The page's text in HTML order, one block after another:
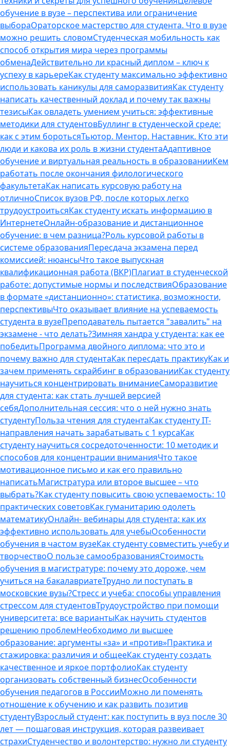
обучение в вузе – перспектива или ограничение
выбораОраторское мастерство для студента. Что в вузе
можно решить словомСтуденческая мобильность как
способ открытия мира через программы
обменаДействительно ли красный диплом – ключ к
успеху в карьереКак студенту максимально эффективно
использовать каникулы для саморазвитияКак студенту
написать качественный доклад и почему так важны
тезисыКак овладеть умением учиться: эффективные
методики для студентовБуллинг в студенческой среде:
как с этим боротьсяТьютор. Ментор. Наставник. Кто эти
люди и какова их роль в жизни студентаАдаптивное
обучение и виртуальная реальность в образованииКем
работать после окончания филологического
факультетаКак написать курсовую работу на
отличноСписок вузов РФ, после которых легко
трудоустроитьсяКак студенту искать информацию в
ИнтернетеОнлайн-образование и дистанционное
обучение: в чем разница?Роль курсовой работы в
системе образованияПересдача экзамена перед
комиссией: нюансыЧто такое выпускная
квалификационная работа (ВКР)Плагиат в студенческой
работе: допустимые нормы и последствияОбразование
в формате «дистанционно»: статистика, возможности,
перспективыЧто оказывает влияние на успеваемость
студента в вузеПреподаватель пытается "завалить" на
экзамене - что делать?Зимняя хандра у студента: как ее
победитьПрограмма двойного диплома: что это и
почему важно для студентаКак пересдать практикуКак и
зачем применять скрайбинг в образованииКак студенту
научиться концентрировать вниманиеСаморазвитие
для студента: как стать лучшей версией
себяДополнительная сессия: что о ней нужно знать
студентуПольза чтения для студентаКак студенту IT-
направления начать зарабатывать с 1 курсаКак
студенту научиться сосредоточенности: 10 методик и
способов для концентрации вниманияЧто такое
мотивационное письмо и как его правильно
написатьМагистратура или второе высшее – что
выбрать?Как студенту повысить свою успеваемость: 10
практических советовКак гуманитарию одолеть
математикуОнлайн- вебинары для студента: как их
эффективно использовать для учебыОсобенности
обучения в частом вузеКак студенту совместить учебу и
творчествоО пользе самообразованияСтоимость
обучения в магистратуре: почему это дороже, чем
учиться на бакалавриатеТрудно ли поступать в
московские вузы?Стресс и учеба: способы управления
стрессом для студентовТрудоустройство при помощи
университета: все вариантыКак научить студентов
решению проблемНеобходимо ли высшее
образование: аргументы «за» и «против»Практика и
стажировка: различия и общееКак студенту создать
качественное и яркое портфолиоКак студенту
организовать собственный бизнесОсобенности
обучения педагогов в РоссииМожно ли поменять
отношение к обучению и как развить позитив
студентуВзрослый студент: как поступить в вуз после 30
лет — пошаговая инструкция, которая развеивает
страхиСтуденчество и волонтерство: нужно ли cтуденту